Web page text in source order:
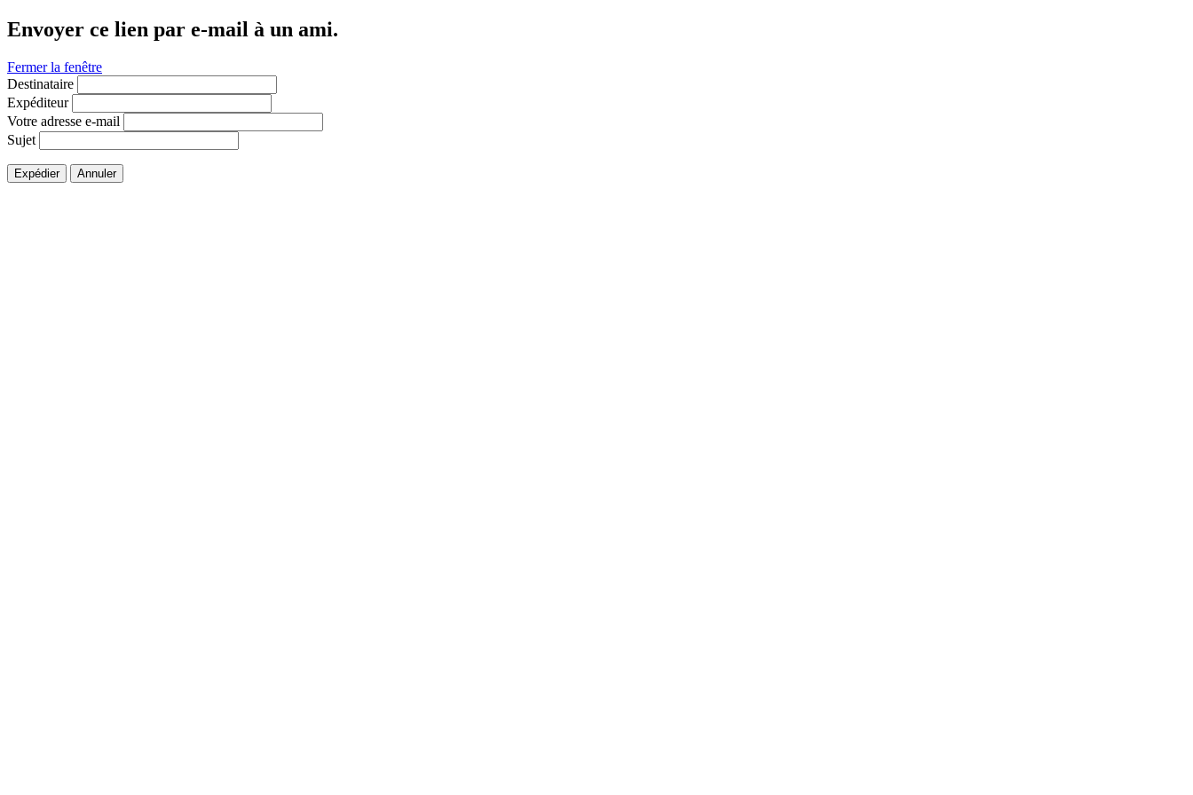
Envoyer ce lien par e-mail à un ami.
Fermer la fenêtre
Destinataire
Expéditeur
Votre adresse e-mail
Sujet
Expédier Annuler